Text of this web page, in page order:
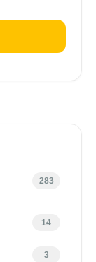
283
14
3